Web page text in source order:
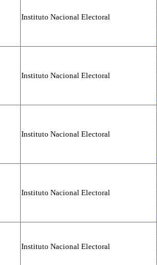
Instituto Nacional Electoral
Instituto Nacional Electoral
Instituto Nacional Electoral
Instituto Nacional Electoral
Instituto Nacional Electoral